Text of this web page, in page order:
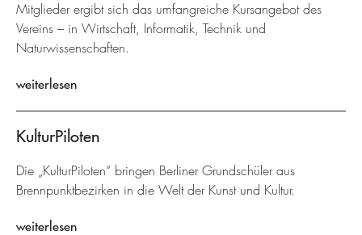
Mitglieder ergibt sich das umfangreiche Kursangebot des
Vereins – in Wirtschaft, Informatik, Technik und
Naturwissenschaften.
weiterlesen
KulturPiloten
Die „KulturPiloten“ bringen Berliner Grundschüler aus
Brennpunktbezirken in die Welt der Kunst und Kultur.
weiterlesen